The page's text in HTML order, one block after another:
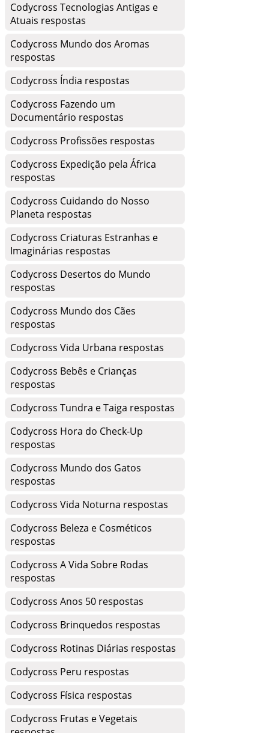
Codycross Tecnologias Antigas e
Atuais respostas
Codycross Mundo dos Aromas
respostas
Codycross Índia respostas
Codycross Fazendo um
Documentário respostas
Codycross Profissões respostas
Codycross Expedição pela África
respostas
Codycross Cuidando do Nosso
Planeta respostas
Codycross Criaturas Estranhas e
Imaginárias respostas
Codycross Desertos do Mundo
respostas
Codycross Mundo dos Cães
respostas
Codycross Vida Urbana respostas
Codycross Bebês e Crianças
respostas
Codycross Tundra e Taiga respostas
Codycross Hora do Check-Up
respostas
Codycross Mundo dos Gatos
respostas
Codycross Vida Noturna respostas
Codycross Beleza e Cosméticos
respostas
Codycross A Vida Sobre Rodas
respostas
Codycross Anos 50 respostas
Codycross Brinquedos respostas
Codycross Rotinas Diárias respostas
Codycross Peru respostas
Codycross Física respostas
Codycross Frutas e Vegetais